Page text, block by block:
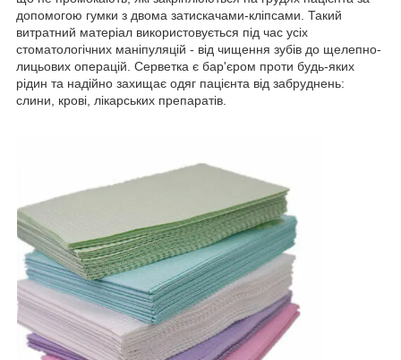
допомогою гумки з двома затискачами-кліпсами. Такий
витратний матеріал використовується під час усіх
стоматологічних маніпуляцій - від чищення зубів до щелепно-
лицьових операцій. Серветка є бар'єром проти будь-яких
рідин та надійно захищає одяг пацієнта від забруднень:
слини, крові, лікарських препаратів.